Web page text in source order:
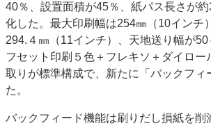
40％、設置面積が45％、紙パス長さが
化した。最大印刷幅は254㎜（10インチ
294.４㎜（11インチ）、天地送り幅が
フセット印刷５色＋フレキソ＋ダイロー
取りが標準構成で、新たに「バックフィ
た。
バックフィード機能は刷りだし損紙を削